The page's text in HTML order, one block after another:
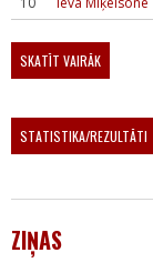
SKATĪT VAIRĀK
STATISTIKA/REZULTĀTI
ZIŅAS